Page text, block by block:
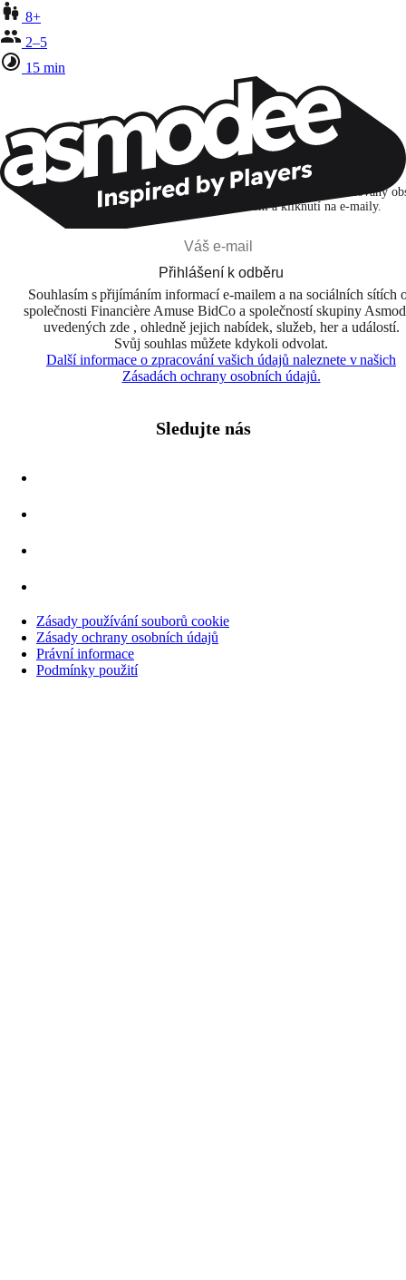
8+
2–5
15 min
Zůstaňte v kontaktu!
Přihlašuji se k odběru, abych objevoval hry, novinky a personalizovaný
na základě svých zájmů a svých otevření a kliknutí na e-maily.
Přihlášení k odběru
Souhlasím s přijímáním informací e-mailem a na sociálních sítích
společnosti Financière Amuse BidCo a společností skupiny
uvedených zde , ohledně jejich nabídek, služeb, her a událostí.
Svůj souhlas můžete kdykoli odvolat.
Další informace o zpracování vašich údajů naleznete v našich
Zásadách ochrany osobních údajů.
Sledujte nás
Zásady používání souborů cookie
Zásady ochrany osobních údajů
Právní informace
Podmínky použití